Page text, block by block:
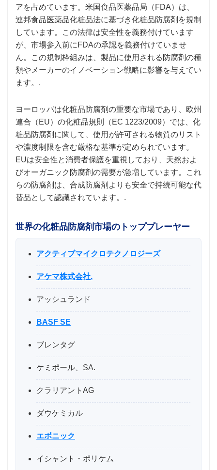
アを占めています。米国食品医薬品局（FDA）は、
連邦食品医薬品化粧品法に基づき化粧品防腐剤を規制
しています。この法律は安全性を義務付けています
が、市場参入前にFDAの承認を義務付けていませ
ん。この規制枠組みは、製品に使用される防腐剤の種
類やメーカーのイノベーション戦略に影響を与えてい
ます。.
ヨーロッパは化粧品防腐剤の重要な市場であり、欧州
連合（EU）の化粧品規則（EC 1223/2009）では、化
粧品防腐剤に関して、使用が許可される物質のリスト
や濃度制限を含む厳格な基準が定められています。
EUは安全性と消費者保護を重視しており、天然およ
びオーガニック防腐剤の需要が急増しています。これ
らの防腐剤は、合成防腐剤よりも安全で持続可能な代
替品として認識されています。.
世界の化粧品防腐剤市場のトッププレーヤー
アクティブマイクロテクノロジーズ
アケマ株式会社.
アッシュランド
BASF SE
ブレンタグ
ケミポール、SA.
クラリアントAG
ダウケミカル
エボニック
イシャント・ポリケム